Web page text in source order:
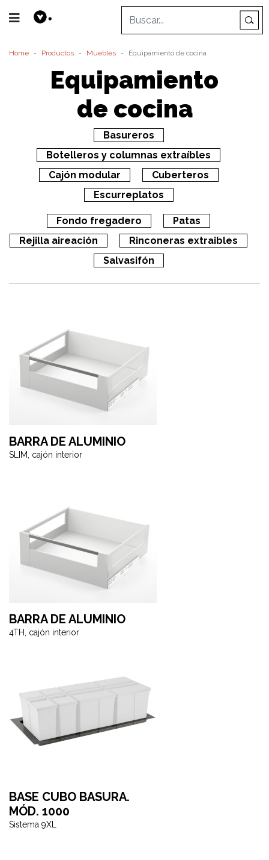
Home Productos Muebles Equipamiento de cocina
Equipamiento
de cocina
Basureros
Botelleros y columnas extraíbles
Cajón modular
Cuberteros
Escurreplatos
Fondo fregadero
Patas
Rejilla aireación
Rinconeras extraibles
Salvasifón
BARRA DE ALUMINIO
SLIM, cajón interior
BARRA DE ALUMINIO
4TH, cajón interior
BASE CUBO BASURA.
MÓD. 1000
Sistema 9XL